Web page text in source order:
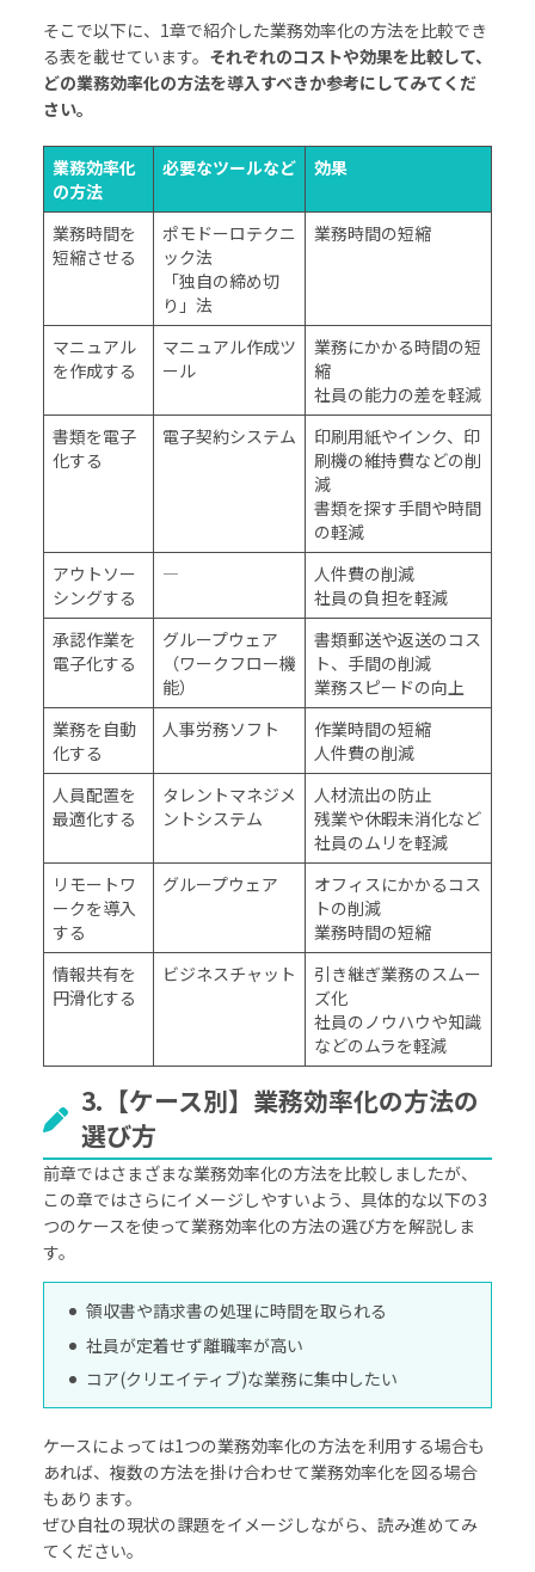
そこで以下に、1章で紹介した業務効率化の方法を比較でき
る表を載せています。 それぞれのコストや効果を比較して、
どの業務効率化の方法を導入すべきか参考にしてみてくだ
さい。
業務効率化
の方法
必要なツールなど 効果
業務時間を
短縮させる
ポモドーロテクニ
ック法
「独自の締め切
り」法
業務時間の短縮
マニュアル
を作成する
マニュアル作成ツ
ール
業務にかかる時間の短
縮
社員の能力の差を軽減
書類を電子
化する
電子契約システム
印刷用紙やインク、印
刷機の維持費などの削
減
書類を探す手間や時間
の軽減
アウトソー
シングする
―
人件費の削減
社員の負担を軽減
承認作業を
電子化する
グループウェア
（ワークフロー機
能）
書類郵送や返送のコス
ト、手間の削減
業務スピードの向上
業務を自動
化する
人事労務ソフト
作業時間の短縮
人件費の削減
人員配置を
最適化する
タレントマネジメ
ントシステム
人材流出の防止
残業や休暇未消化など
社員のムリを軽減
リモートワ
ークを導入
する
グループウェア
オフィスにかかるコス
トの削減
業務時間の短縮
情報共有を
円滑化する
ビジネスチャット
引き継ぎ業務のスムー
ズ化
社員のノウハウや知識
などのムラを軽減
3.【ケース別】業務効率化の方法の
選び方
前章ではさまざまな業務効率化の方法を比較しましたが、
この章ではさらにイメージしやすいよう、具体的な以下の3
つのケースを使って業務効率化の方法の選び方を解説しま
す。
領収書や請求書の処理に時間を取られる
社員が定着せず離職率が高い
コア(クリエイティブ)な業務に集中したい
ケースによっては1つの業務効率化の方法を利用する場合も
あれば、複数の方法を掛け合わせて業務効率化を図る場合
もあります。
ぜひ自社の現状の課題をイメージしながら、読み進めてみ
てください。